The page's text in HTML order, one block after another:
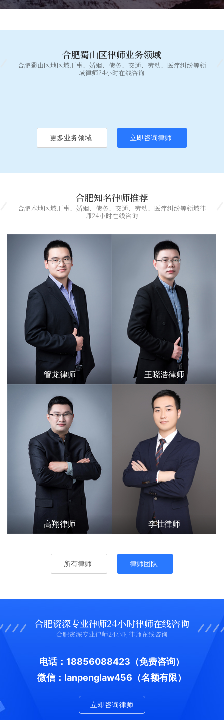
合肥蜀山区律师业务领域
合肥蜀山区地区域刑事、婚姻、债务、交通、劳动、医疗纠纷等领
域律师24小时在线咨询
更多业务领域 立即咨询律师
合肥知名律师推荐
合肥本地区域刑事、婚姻、债务、交通、劳动、医疗纠纷等领域律
师24小时在线咨询
管龙律师 王晓浩律师
高翔律师 李壮律师
所有律师 律师团队
合肥资深专业律师24小时律师在线咨询
合肥资深专业律师24小时律师在线咨询
电话：18856088423 （免费咨询）
微信：lanpenglaw456（名额有限）
立即咨询律师